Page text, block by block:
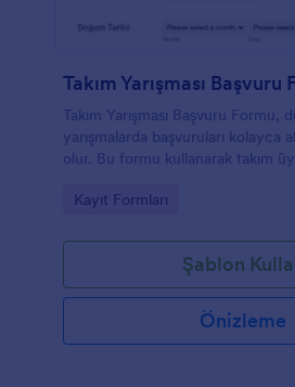
Takım Yarışması Başvuru
Takım Yarışması Başvuru Formu,
yarışmalarda başvuruları kolayca
olur. Bu formu kullanarak takım
gerektirmeden kolayca
detaylandırabilirsiniz.
Go to Category:
Kayıt Formları
Şablon
Önizleme